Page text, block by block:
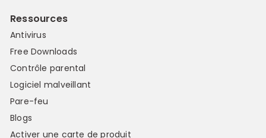
Ressources
Antivirus
Free Downloads
Contrôle parental
Logiciel malveillant
Pare-feu
Blogs
Activer une carte de produit